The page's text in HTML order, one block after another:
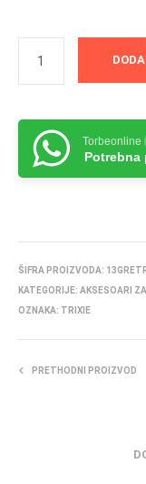
Torbeonline
Potrebna
ŠIFRA PROIZVODA:
KATEGORIJE: AKSESOARI
OZNAKA: TRIXIE
PRETHODNI PROIZVOD